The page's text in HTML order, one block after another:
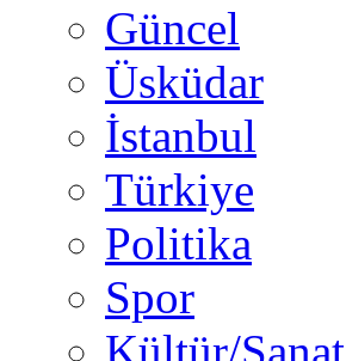
Güncel
Üsküdar
İstanbul
Türkiye
Politika
Spor
Kültür/Sanat